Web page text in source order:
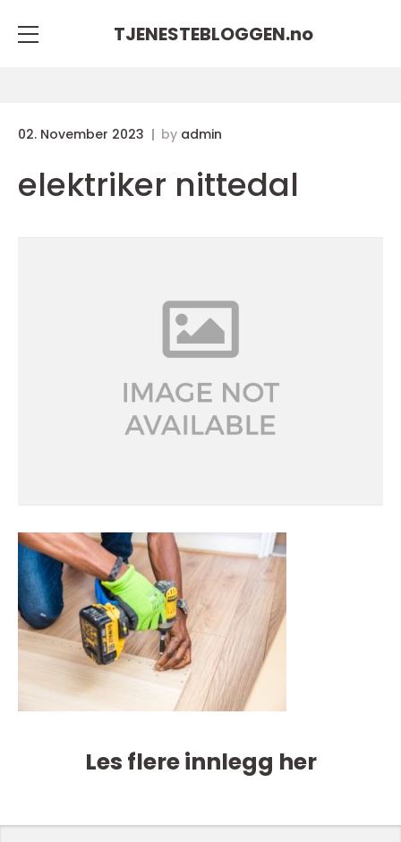
TJENESTEBLOGGEN.no
02. November 2023 by admin
elektriker nittedal
Les flere innlegg her